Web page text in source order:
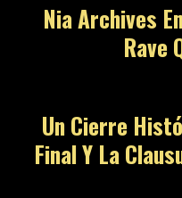
Nia Archives
Rave
Un Cierre
Final Y La